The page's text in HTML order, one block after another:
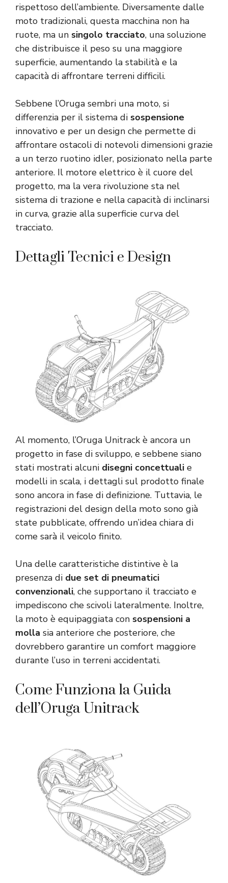
rispettoso dell’ambiente. Diversamente dalle
moto tradizionali, questa macchina non ha
ruote, ma un singolo tracciato, una soluzione
che distribuisce il peso su una maggiore
superficie, aumentando la stabilità e la
capacità di affrontare terreni difficili.
Sebbene l’Oruga sembri una moto, si
differenzia per il sistema di sospensione
innovativo e per un design che permette di
affrontare ostacoli di notevoli dimensioni grazie
a un terzo ruotino idler, posizionato nella parte
anteriore. Il motore elettrico è il cuore del
progetto, ma la vera rivoluzione sta nel
sistema di trazione e nella capacità di inclinarsi
in curva, grazie alla superficie curva del
tracciato.
Dettagli Tecnici e Design
Al momento, l’Oruga Unitrack è ancora un
progetto in fase di sviluppo, e sebbene siano
stati mostrati alcuni disegni concettuali e
modelli in scala, i dettagli sul prodotto finale
sono ancora in fase di definizione. Tuttavia, le
registrazioni del design della moto sono già
state pubblicate, offrendo un’idea chiara di
come sarà il veicolo finito.
Una delle caratteristiche distintive è la
presenza di due set di pneumatici
convenzionali, che supportano il tracciato e
impediscono che scivoli lateralmente. Inoltre,
la moto è equipaggiata con sospensioni a
molla sia anteriore che posteriore, che
dovrebbero garantire un comfort maggiore
durante l’uso in terreni accidentati.
Come Funziona la Guida
dell’Oruga Unitrack